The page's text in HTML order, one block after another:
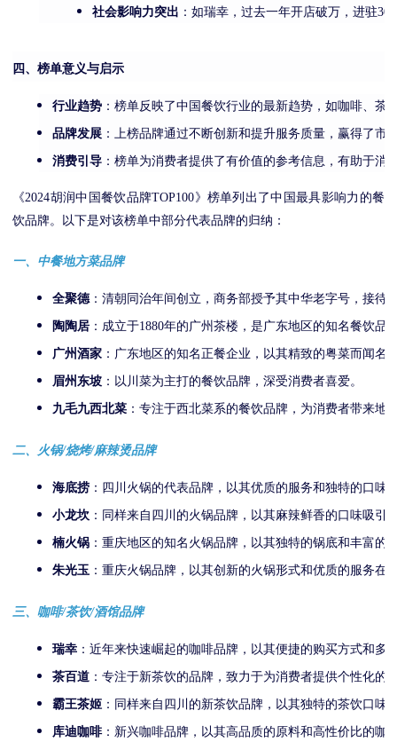
社会影响力突出 ：如瑞幸，过去一年开店破万，进驻
四、榜单意义与启示
行业趋势 ：榜单反映了中国餐饮行业的最新趋势，如咖啡、
品牌发展 ：上榜品牌通过不断创新和提升服务质量，赢得了
消费引导 ：榜单为消费者提供了有价值的参考信息，有助于
《2024胡润中国餐饮品牌TOP100》榜单列出了中国最具影响力的餐
饮品牌。以下是对该榜单中部分代表品牌的归纳：
一、中餐地方菜品牌
全聚德：清朝同治年间创立，商务部授予其中华老字号，接待
陶陶居 ：成立于1880年的广州茶楼，是广东地区的知名餐饮品
广州酒家 ：广东地区的知名正餐企业，以其精致的粤菜而闻名
眉州东坡 ：以川菜为主打的餐饮品牌，深受消费者喜爱。
九毛九西北菜 ：专注于西北菜系的餐饮品牌，为消费者带来地
二、火锅/烧烤/麻辣烫品牌
海底捞 ：四川火锅的代表品牌，以其优质的服务和独特的口味
小龙坎 ：同样来自四川的火锅品牌，以其麻辣鲜香的口味吸引
楠火锅 ：重庆地区的知名火锅品牌，以其独特的锅底和丰富的
朱光玉 ：重庆火锅品牌，以其创新的火锅形式和优质的服务在
三、咖啡/茶饮/酒馆品牌
瑞幸 ：近年来快速崛起的咖啡品牌，以其便捷的购买方式和多
茶百道 ：专注于新茶饮的品牌，致力于为消费者提供个性化的
霸王茶姬 ：同样来自四川的新茶饮品牌，以其独特的茶饮口味
库迪咖啡：新兴咖啡品牌，以其高品质的原料和高性价比的咖